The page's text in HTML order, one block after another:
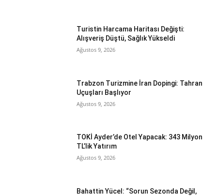
Turistin Harcama Haritası Değişti:
Alışveriş Düştü, Sağlık Yükseldi
Ağustos 9, 2026
Trabzon Turizmine İran Dopingi: Tahran
Uçuşları Başlıyor
Ağustos 9, 2026
TOKİ Ayder’de Otel Yapacak: 343 Milyon
TL’lik Yatırım
Ağustos 9, 2026
Bahattin Yücel: “Sorun Sezonda Değil,